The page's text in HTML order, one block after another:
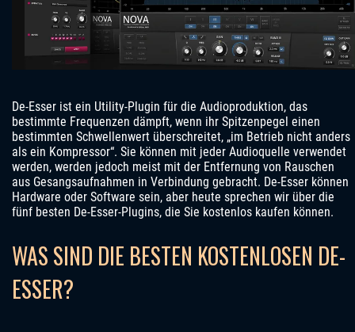
De-Esser ist ein Utility-Plugin für die Audioproduktion, das
bestimmte Frequenzen dämpft, wenn ihr Spitzenpegel einen
bestimmten Schwellenwert überschreitet, „im Betrieb nicht anders
als ein Kompressor“. Sie können mit jeder Audioquelle verwendet
werden, werden jedoch meist mit der Entfernung von Rauschen
aus Gesangsaufnahmen in Verbindung gebracht. De-Esser können
Hardware oder Software sein, aber heute sprechen wir über die
fünf besten De-Esser-Plugins, die Sie kostenlos kaufen können.
WAS SIND DIE BESTEN KOSTENLOSEN DE-
ESSER?